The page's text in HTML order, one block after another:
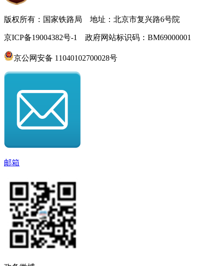
版权所有：国家铁路局 地址：北京市复兴路6号院
京ICP备19004382号-1 政府网站标识码：BM69000001
京公网安备 11040102700028号
邮箱